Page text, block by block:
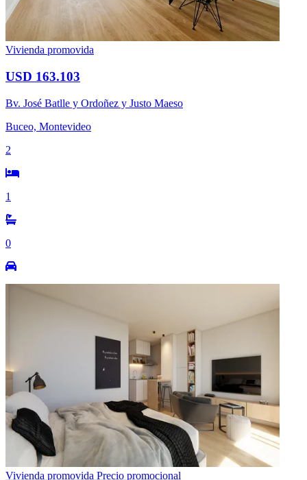
Vivienda promovida
USD 163.103
Bv. José Batlle y Ordoñez y Justo Maeso
Buceo, Montevideo
2
1
0
Vivienda promovida Precio promocional